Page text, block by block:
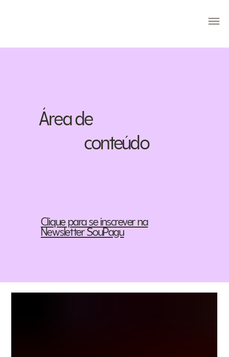
Clique para se inscrever na
Newsletter SouPagu
Área de
conteúdo